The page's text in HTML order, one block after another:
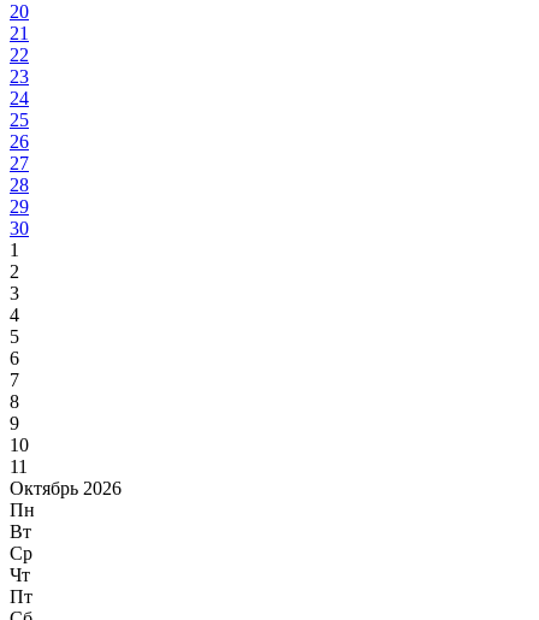
20
21
22
23
24
25
26
27
28
29
30
1
2
3
4
5
6
7
8
9
10
11
Октябрь 2026
Пн
Вт
Ср
Чт
Пт